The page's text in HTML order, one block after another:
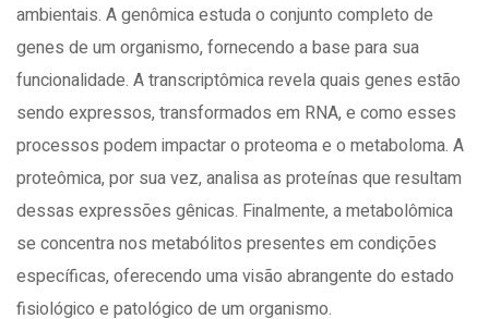
ambientais. A genômica estuda o conjunto completo de
genes de um organismo, fornecendo a base para sua
funcionalidade. A transcriptômica revela quais genes estão
sendo expressos, transformados em RNA, e como esses
processos podem impactar o proteoma e o metaboloma. A
proteômica, por sua vez, analisa as proteínas que resultam
dessas expressões gênicas. Finalmente, a metabolômica
se concentra nos metabólitos presentes em condições
específicas, oferecendo uma visão abrangente do estado
fisiológico e patológico de um organismo.